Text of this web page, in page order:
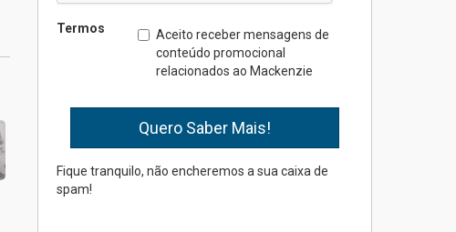
Mackenzie recepciona os
calouros do segundo
semestre de 2026
04.08.2026
Brasília prepara seus
estudantes para o PAS antes
mesmo do Ensino Médio
Termos
Aceito receber mensagens de
conteúdo promocional
relacionados ao Mackenzie
Fique tranquilo, não encheremos a sua caixa de
spam!